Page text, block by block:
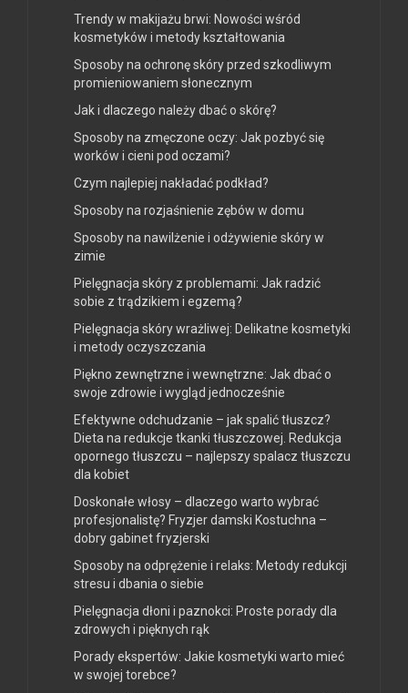
Trendy w makijażu brwi: Nowości wśród
kosmetyków i metody kształtowania
Sposoby na ochronę skóry przed szkodliwym
promieniowaniem słonecznym
Jak i dlaczego należy dbać o skórę?
Sposoby na zmęczone oczy: Jak pozbyć się
worków i cieni pod oczami?
Czym najlepiej nakładać podkład?
Sposoby na rozjaśnienie zębów w domu
Sposoby na nawilżenie i odżywienie skóry w
zimie
Pielęgnacja skóry z problemami: Jak radzić
sobie z trądzikiem i egzemą?
Pielęgnacja skóry wrażliwej: Delikatne kosmetyki
i metody oczyszczania
Piękno zewnętrzne i wewnętrzne: Jak dbać o
swoje zdrowie i wygląd jednocześnie
Efektywne odchudzanie – jak spalić tłuszcz?
Dieta na redukcje tkanki tłuszczowej. Redukcja
opornego tłuszczu – najlepszy spalacz tłuszczu
dla kobiet
Doskonałe włosy – dlaczego warto wybrać
profesjonalistę? Fryzjer damski Kostuchna –
dobry gabinet fryzjerski
Sposoby na odprężenie i relaks: Metody redukcji
stresu i dbania o siebie
Pielęgnacja dłoni i paznokci: Proste porady dla
zdrowych i pięknych rąk
Porady ekspertów: Jakie kosmetyki warto mieć
w swojej torebce?